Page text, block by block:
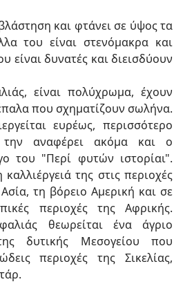
και φτάνει σε ύψος τα
του είναι στενόμακρα και
είναι δυνατές και διεισδύουν
είναι πολύχρωμα, έχουν
που σχηματίζουν σωλήνα.
ευρέως, περισσότερο
αναφέρει ακόμα και ο
του "Περί φυτών ιστορίαι".
της στις περιοχές
τη βόρειο Αμερική και σε
περιοχές της Αφρικής.
θεωρείται ένα άγριο
δυτικής Μεσογείου που
περιοχές της Σικελίας,